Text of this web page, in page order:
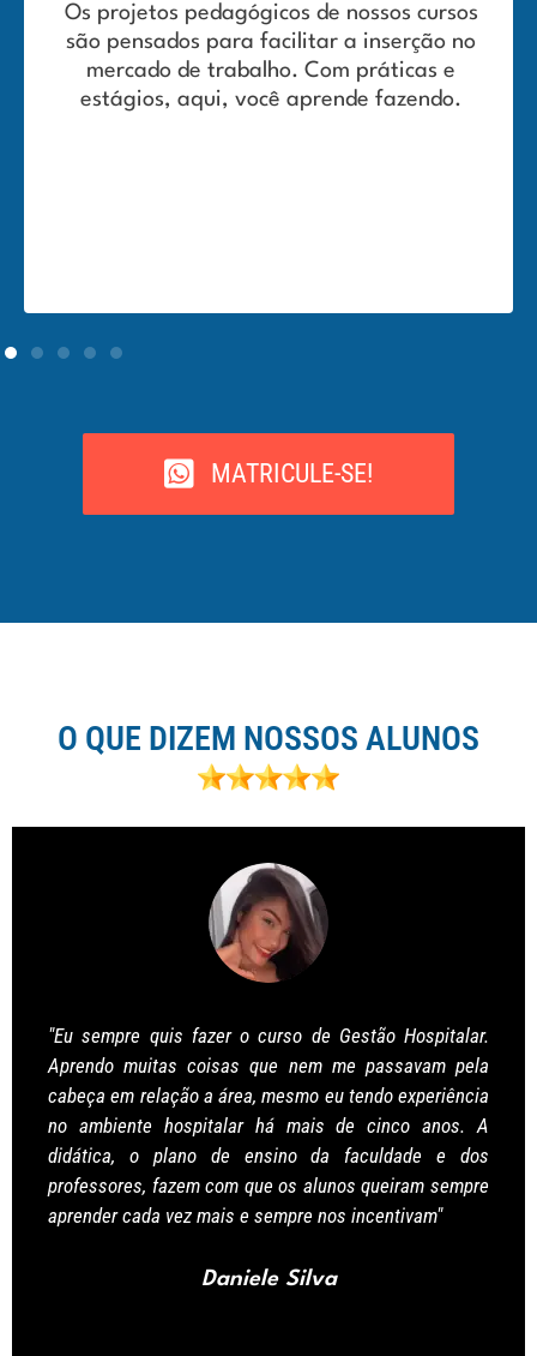
Os projetos pedagógicos de nossos cursos
são pensados para facilitar a inserção no
mercado de trabalho. Com práticas e
estágios, aqui, você aprende fazendo.
MATRICULE-SE!
O QUE DIZEM NOSSOS ALUNOS
"Eu sempre quis fazer o curso de Gestão Hospitalar.
Aprendo muitas coisas que nem me passavam pela
cabeça em relação a área, mesmo eu tendo experiência
no ambiente hospitalar há mais de cinco anos. A
didática, o plano de ensino da faculdade e dos
professores, fazem com que os alunos queiram sempre
aprender cada vez mais e sempre nos incentivam"
Daniele Silva